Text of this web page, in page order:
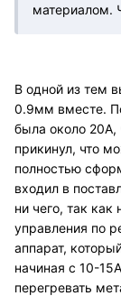
материалом.
В одной из тем
0.9мм вместе.
была около
прикинул, что
полностью
входил в
ни чего, так как
управления по
аппарат,
начиная с 10-
перегревать